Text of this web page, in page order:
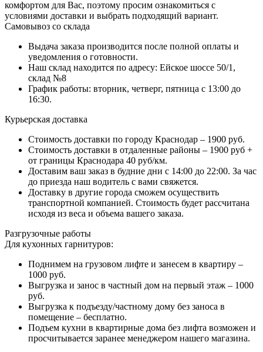
комфортом для Вас, поэтому просим ознакомиться с
условиями доставки и выбрать подходящий вариант.
Самовывоз со склада
Выдача заказа производится после полной оплаты и
уведомления о готовности.
Наш склад находится по адресу: Ейское шоссе 50/1,
склад №8
График работы: вторник, четверг, пятница с 13:00 до
16:30.
Курьерская доставка
Стоимость доставки по городу Краснодар – 1900 руб.
Стоимость доставки в отдаленные районы – 1900 руб +
от границы Краснодара 40 руб/км.
Доставим ваш заказ в будние дни с 14:00 до 22:00. За час
до приезда наш водитель с вами свяжется.
Доставку в другие города сможем осуществить
транспортной компанией. Стоимость будет рассчитана
исходя из веса и объема вашего заказа.
Разгрузочные работы
Для кухонных гарнитуров:
Поднимем на грузовом лифте и занесем в квартиру –
1000 руб.
Выгрузка и занос в частный дом на первый этаж – 1000
руб.
Выгрузка к подъезду/частному дому без заноса в
помещение – бесплатно.
Подъем кухни в квартирные дома без лифта возможен и
просчитывается заранее менеджером нашего магазина.